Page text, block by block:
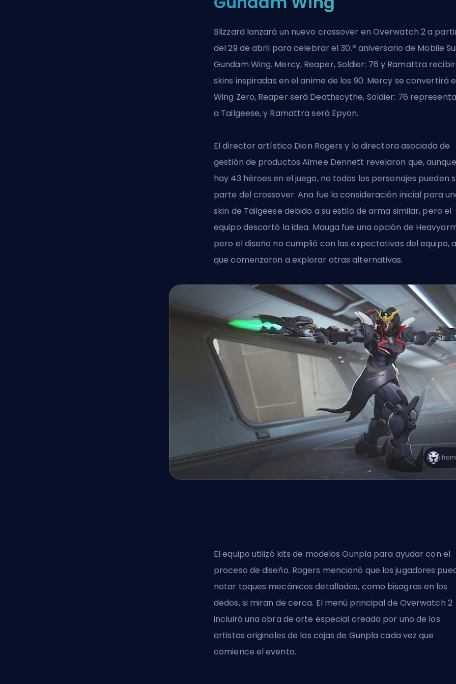
Blizzard lanzará un nuevo crossover en Overwatch 2 a
del 29 de abril para celebrar el 30.º aniversario de Mobile
Gundam Wing. Mercy, Reaper, Soldier: 76 y Ramattra
skins inspiradas en el anime de los 90. Mercy se convertirá
Wing Zero, Reaper será Deathscythe, Soldier: 76
a Tailgeese, y Ramattra será Epyon.
El director artístico Dion Rogers y la directora asociada de
gestión de productos Aimee Dennett revelaron que, aunque
hay 43 héroes en el juego, no todos los personajes pueden
parte del crossover. Ana fue la consideración inicial para
skin de Tailgeese debido a su estilo de arma similar, pero el
equipo descartó la idea. Mauga fue una opción de
pero el diseño no cumplió con las expectativas del equipo,
que comenzaron a explorar otras alternativas.
El equipo utilizó kits de modelos Gunpla para ayudar con el
proceso de diseño. Rogers mencionó que los jugadores
notar toques mecánicos detallados, como bisagras en los
dedos, si miran de cerca. El menú principal de Overwatch 2
incluirá una obra de arte especial creada por uno de los
artistas originales de las cajas de Gunpla cada vez que
comience el evento.